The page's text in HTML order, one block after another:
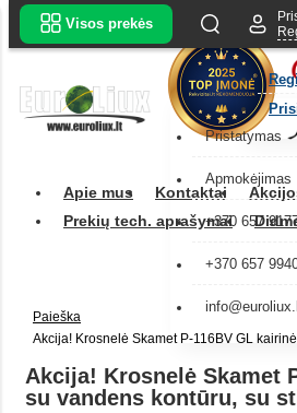
Pristatymas
Apmokėjimas
+370 657
+370 657
Apie mus Kontaktai
Prekių tech. aprašymai
Visos prekės
Paieška
Akcija! Krosnelė Skamet P-116BV GL
Akcija! Krosnelė Skamet
su vandens kontūru, su